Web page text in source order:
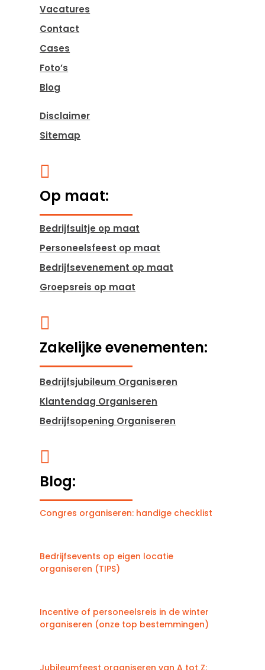
Vacatures
Contact
Cases
Foto’s
Blog
Disclaimer
Sitemap

Op maat:
Bedrijfsuitje op maat
Personeelsfeest op maat
Bedrijfsevenement op maat
Groepsreis op maat

Zakelijke evenementen:
Bedrijfsjubileum Organiseren
Klantendag Organiseren
Bedrijfsopening Organiseren

Blog:
Congres organiseren: handige checklist
Bedrijfsevents op eigen locatie
organiseren (TIPS)
Incentive of personeelsreis in de winter
organiseren (onze top bestemmingen)
Jubileumfeest organiseren van A tot Z: